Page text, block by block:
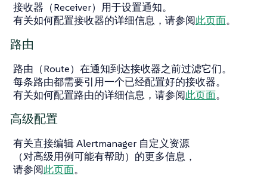
接收器（Receiver）用于设置通知。
有关如何配置接收器的详细信息，请参阅此页面。
路由
路由（Route）在通知到达接收器之前过滤它们。
每条路由都需要引用一个已经配置好的接收器。
有关如何配置路由的详细信息，请参阅此页面。
高级配置
有关直接编辑 Alertmanager 自定义资源
（对高级用例可能有帮助）的更多信息，
请参阅此页面。